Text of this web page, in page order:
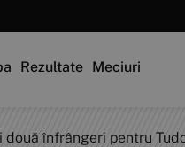
Rezultate Meciuri
două înfrângeri pentru